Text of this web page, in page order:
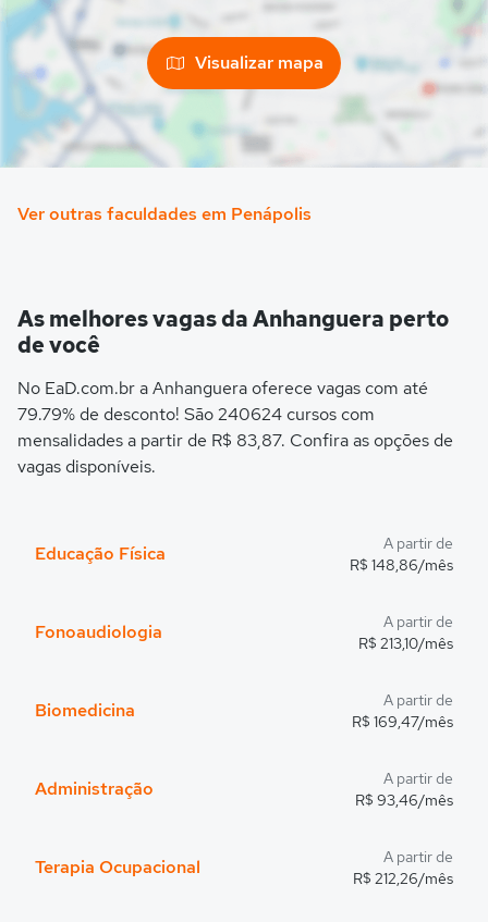
Visualizar mapa
Ver outras faculdades em Penápolis
As melhores vagas da Anhanguera perto
de você
No EaD.com.br a Anhanguera oferece vagas com até
79.79% de desconto! São 240624 cursos com
mensalidades a partir de R$ 83,87. Confira as opções de
vagas disponíveis.
Educação Física
A partir de
R$ 148,86/mês
Fonoaudiologia
A partir de
R$ 213,10/mês
Biomedicina
A partir de
R$ 169,47/mês
Administração
A partir de
R$ 93,46/mês
Terapia Ocupacional
A partir de
R$ 212,26/mês